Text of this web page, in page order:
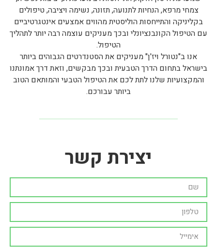
צמחי מרפא, הנחיות לתנועה, תזונה, נשימה ויציבה, טיפולים
בקליניקה והתייחסות הוליסטית מהווים אמצעים אינטגרטיביים
עם הטיפול הקונבנציונלי ובכך מעניקים עוצמה רבה יותר לתהליך
הטיפול.
אנו ב"נטורל ויז'ן" מעניקים את הסטנדרטים הגבוהים ביותר
בישראל בתחום הדרך הטבעית ובכך מבקשים, וזאת דרך אמונתנו
והמקצועיות שלנו לתת לכם את הטיפול הטבעי והמותאם הטוב
ביותר עבורכם.
יצירת קשר